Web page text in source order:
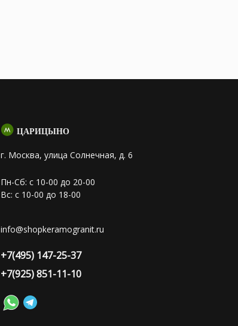
ЦАРИЦЫНО
г. Москва, улица Солнечная, д. 6
Пн-Сб: с 10-00 до 20-00
Вс: с 10-00 до 18-00
info@shopkeramogranit.ru
+7(495) 147-25-37
+7(925) 851-11-10